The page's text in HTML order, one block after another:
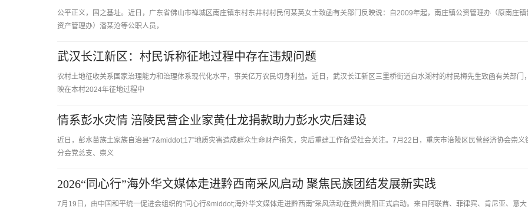
公平正义，国之基址。近日，广东省佛山市禅城区南庄镇东村东井村村民何某英女士致函有关部门反映说：自2009年起，南庄镇公资管理办（原南庄镇
资产管理办）潘某沧等公职人员，
武汉长江新区：村民诉称征地过程中存在违规问题
农村土地征收关系国家治理能力和治理体系现代化水平，事关亿万农民切身利益。近日，武汉长江新区三里桥街道白水湖村的村民梅先生致函有关部门
映在本村2024年征地过程中
情系彭水灾情 涪陵民营企业家黄仕龙捐款助力彭水灾后建设
近日，彭水苗族土家族自治县“7&middot;17”地质灾害造成群众生命财产损失，灾后重建工作备受社会关注。7月22日，重庆市涪陵区民营经济协会崇义
分会党总支、崇义
2026“同心行”海外华文媒体走进黔西南采风启动 聚焦民族团结发展新实践
7月19日，由中国和平统一促进会组织的“同心行&middot;海外华文媒体走进黔西南”采风活动在贵州贵阳正式启动。来自阿联酋、菲律宾、肯尼亚、意大